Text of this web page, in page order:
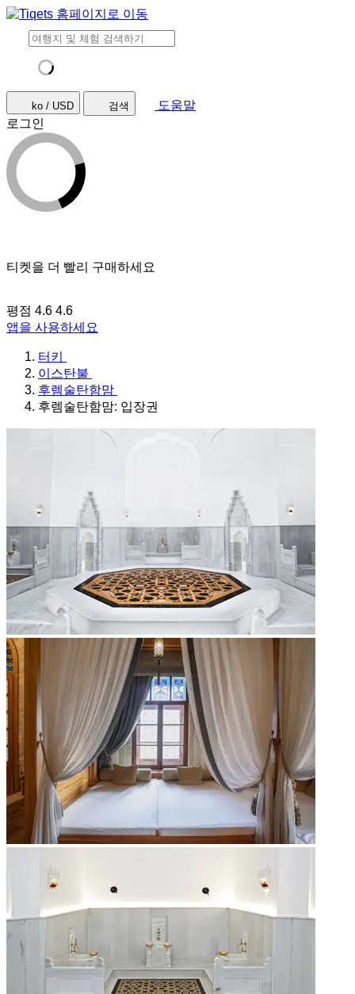
ko / USD 검색
도움말
로그인
티켓을 더 빨리 구매하세요
평점 4.6 4.6
앱을 사용하세요
터키
이스탄불
후렘술탄함맘
후렘술탄함맘: 입장권